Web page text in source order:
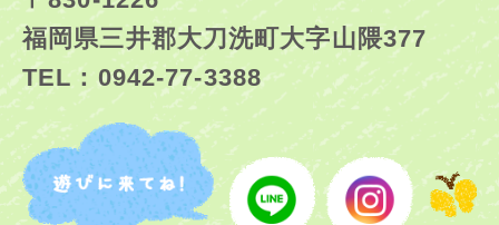
福岡県三井郡大刀洗町大字山隈377
TEL：0942-77-3388